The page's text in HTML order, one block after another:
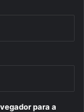
para a